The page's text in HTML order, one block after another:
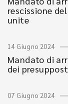
rescissione
unite
14 Giugno 2024
Mandato di
dei
07 Giugno 2024